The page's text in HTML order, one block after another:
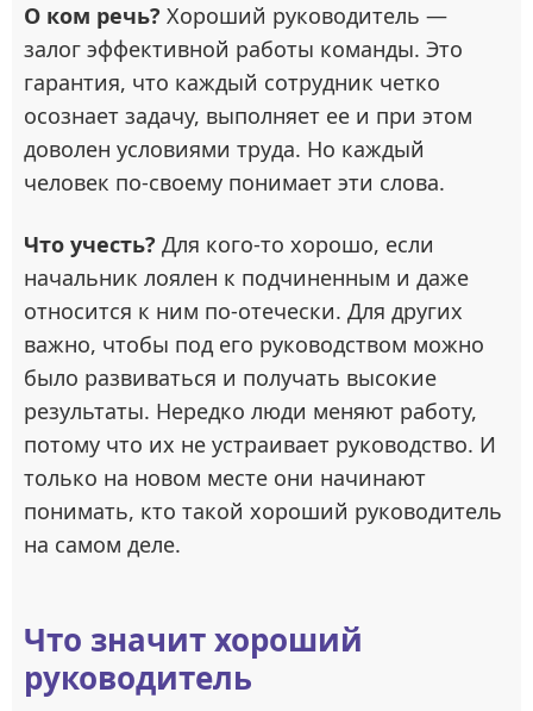
О ком речь? Хороший руководитель —
залог эффективной работы команды. Это
гарантия, что каждый сотрудник четко
осознает задачу, выполняет ее и при этом
доволен условиями труда. Но каждый
человек по-своему понимает эти слова.
Что учесть? Для кого-то хорошо, если
начальник лоялен к подчиненным и даже
относится к ним по-отечески. Для других
важно, чтобы под его руководством можно
было развиваться и получать высокие
результаты. Нередко люди меняют работу,
потому что их не устраивает руководство. И
только на новом месте они начинают
понимать, кто такой хороший руководитель
на самом деле.
Что значит хороший
руководитель